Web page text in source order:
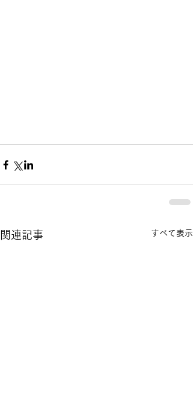
関連記事 すべて表示